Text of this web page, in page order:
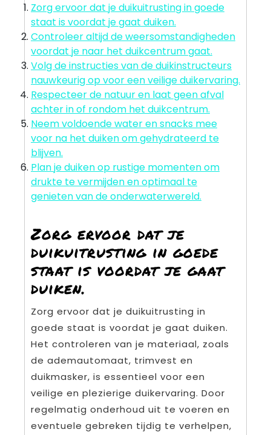
Zorg ervoor dat je duikuitrusting in goede
staat is voordat je gaat duiken.
Controleer altijd de weersomstandigheden
voordat je naar het duikcentrum gaat.
Volg de instructies van de duikinstructeurs
nauwkeurig op voor een veilige duikervaring.
Respecteer de natuur en laat geen afval
achter in of rondom het duikcentrum.
Neem voldoende water en snacks mee
voor na het duiken om gehydrateerd te
blijven.
Plan je duiken op rustige momenten om
drukte te vermijden en optimaal te
genieten van de onderwaterwereld.
Zorg ervoor dat je
duikuitrusting in goede
staat is voordat je gaat
duiken.
Zorg ervoor dat je duikuitrusting in
goede staat is voordat je gaat duiken.
Het controleren van je materiaal, zoals
de ademautomaat, trimvest en
duikmasker, is essentieel voor een
veilige en plezierige duikervaring. Door
regelmatig onderhoud uit te voeren en
eventuele gebreken tijdig te verhelpen,